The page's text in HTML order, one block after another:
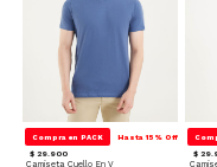
Compra en PACK Hasta 15% Off
$ 29.900
Camiseta Cuello En V
$